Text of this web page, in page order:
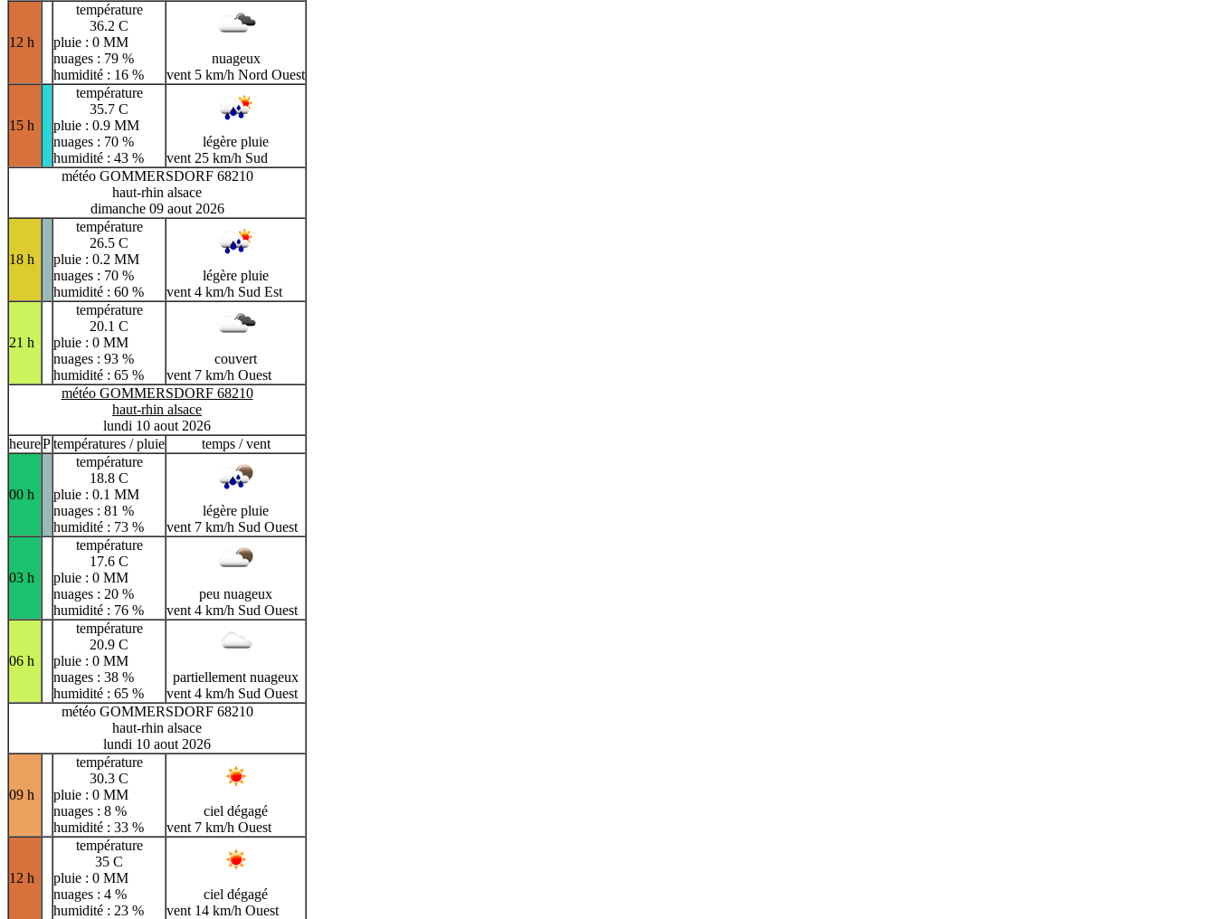
12 h
température
36.2 C
pluie : 0 MM
nuages : 79 %
humidité : 16 %
nuageux
vent 5 km/h Nord Ouest
15 h
température
35.7 C
pluie : 0.9 MM
nuages : 70 %
humidité : 43 %
légère pluie
vent 25 km/h Sud
météo GOMMERSDORF 68210
haut-rhin alsace
dimanche 09 aout 2026
18 h
température
26.5 C
pluie : 0.2 MM
nuages : 70 %
humidité : 60 %
légère pluie
vent 4 km/h Sud Est
21 h
température
20.1 C
pluie : 0 MM
nuages : 93 %
humidité : 65 %
couvert
vent 7 km/h Ouest
météo GOMMERSDORF 68210
haut-rhin alsace
lundi 10 aout 2026
heurePtempératures / pluie temps / vent
00 h
température
18.8 C
pluie : 0.1 MM
nuages : 81 %
humidité : 73 %
légère pluie
vent 7 km/h Sud Ouest
03 h
température
17.6 C
pluie : 0 MM
nuages : 20 %
humidité : 76 %
peu nuageux
vent 4 km/h Sud Ouest
06 h
température
20.9 C
pluie : 0 MM
nuages : 38 %
humidité : 65 %
partiellement nuageux
vent 4 km/h Sud Ouest
météo GOMMERSDORF 68210
haut-rhin alsace
lundi 10 aout 2026
09 h
température
30.3 C
pluie : 0 MM
nuages : 8 %
humidité : 33 %
ciel dégagé
vent 7 km/h Ouest
12 h
température
35 C
pluie : 0 MM
nuages : 4 %
humidité : 23 %
ciel dégagé
vent 14 km/h Ouest